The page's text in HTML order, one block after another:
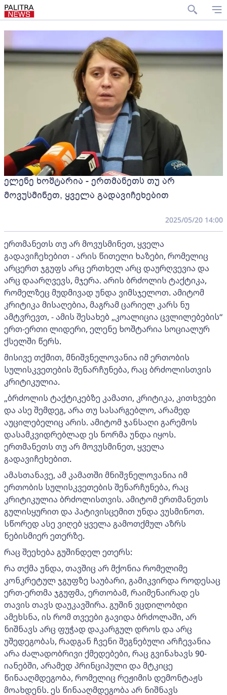
ელენე ხოშტარია - ერთმანეთს თუ არ
მოვუსმინეთ, ყველა გადავიჩეხებით
2025/05/20 14:00
ერთმანეთს თუ არ მოვუსმინეთ, ყველა
გადავიჩეხებით - არის წითელი ხაზები, რომელიც
არცერთ ჯგუფს არც ერთხელ არც დაურღვევია და
არც დაარღვევს, მჯერა. არის ბრძოლის ტაქტიკა,
რომელზეც მუდმივად უნდა ვიმსჯელოთ. ამიტომ
კრიტიკა მისაღებია, მაგრამ ცარიელ კარს ნუ
ამტვრევთ, - ამის შესახებ „კოალიცია ცვლილებების“
ერთ-ერთი ლიდერი, ელენე ხოშტარია სოციალურ
ქსელში წერს.
მისივე თქმით, მნიშვნელოვანია იმ ერთობის
სულისკვეთების შენარჩუნება, რაც ბრძოლისთვის
კრიტიკულია.
„ბრძოლის ტაქტიკებზე კამათი, კრიტიკა, კითხვები
და ასე შემდეგ, არა თუ სასარგებლო, არამედ
აუცილებელიც არის. ამიტომ ჯანსაღი გარემოს
დასამკვიდრებლად ეს ნორმა უნდა იყოს.
ერთმანეთს თუ არ მოვუსმინეთ, ყველა
გადავიჩეხებით.
ამასთანავე, ამ კამათში მნიშვნელოვანია იმ
ერთობის სულისკვეთების შენარჩუნება, რაც
კრიტიკულია ბრძოლისთვის. ამიტომ ერთმანეთს
გულისყურით და პატივისცემით უნდა ვუსმინოთ.
სწორედ ასე ვიღებ ყველა გამოთქმულ აზრს
ნებისმიერ ეთერზე.
რაც შეეხება გუშინდელ ეთერს:
რა თქმა უნდა, თავშიც არ მქონია რომელიმე
კონკრეტულ ჯგუფზე საუბარი, გამიკვირდა როდესაც
ერთ-ერთმა ჯგუფმა, ერთობამ, რაიმენაირად ეს
თავის თავს დაუკავშირა. გუშინ ვცდილობდი
ამეხსნა, ის რომ თვეები გავიდა ბრძოლაში, არ
ნიშნავს არც ფუჭად დაკარგულ დროს და არც
უშედეგობას, რადგან ჩვენი შეგნებული არჩევანია
არა ძალადობრივი ქმედებები, რაც გვინახავს 90-
იანებში, არამედ პრინციპული და მტკიცე
წინააღმდეგობა, რომელიც რეჟიმის დემონტაჟს
მოახდენს. ეს წინააღმდეგობა არ ნიშნავს